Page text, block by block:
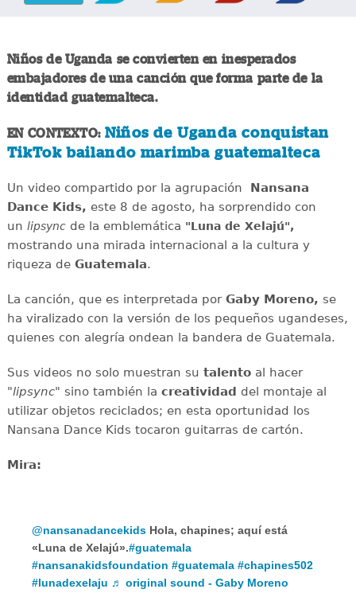
Niños de Uganda se convierten en inesperados
embajadores de una canción que forma parte de la
identidad guatemalteca.
EN CONTEXTO: Niños de Uganda conquistan
TikTok bailando marimba guatemalteca
Un video compartido por la agrupación Nansana
Dance Kids, este 8 de agosto, ha sorprendido con
un lipsyncde la emblemática "Luna de Xelajú",
mostrando una mirada internacional a la cultura y
riqueza de Guatemala.
La canción, que es interpretada por Gaby Moreno, se
ha viralizado con la versión de los pequeños ugandeses,
quienes con alegría ondean la bandera de Guatemala.
Sus videos no solo muestran su talentoal hacer
"lipsync" sino también la creatividad del montaje al
utilizar objetos reciclados; en esta oportunidad los
Nansana Dance Kids tocaron guitarras de cartón.
Mira:
@nansanadancekids Hola, chapines; aquí está
«Luna de Xelajú».#guatemala
#nansanakidsfoundation #guatemala #chapines502
#lunadexelaju ♬ original sound - Gaby Moreno